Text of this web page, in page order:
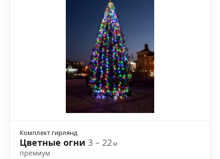
Комплект гирлянд
Цветные огни 3 – 22м
премиум